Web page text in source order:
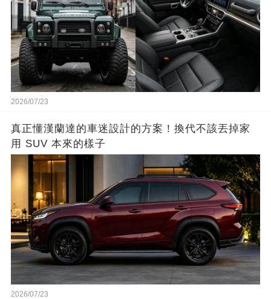
2026/07/23
真正懂漢蘭達的車迷設計的方案！換代不該丟掉家
用 SUV 本來的樣子
2026/07/23